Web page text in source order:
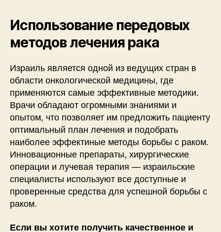
Использование передовых
методов лечения рака
Израиль является одной из ведущих стран в
области онкологической медицины, где
применяются самые эффективные методики.
Врачи обладают огромными знаниями и
опытом, что позволяет им предложить пациенту
оптимальный план лечения и подобрать
наиболее эффектиные методы борьбы с раком.
Инновационные препараты, хирургические
операции и лучевая терапия — израильские
специалисты используют все доступные и
проверенные средства для успешной борьбы с
раком.
Если вы хотите получить качественное и